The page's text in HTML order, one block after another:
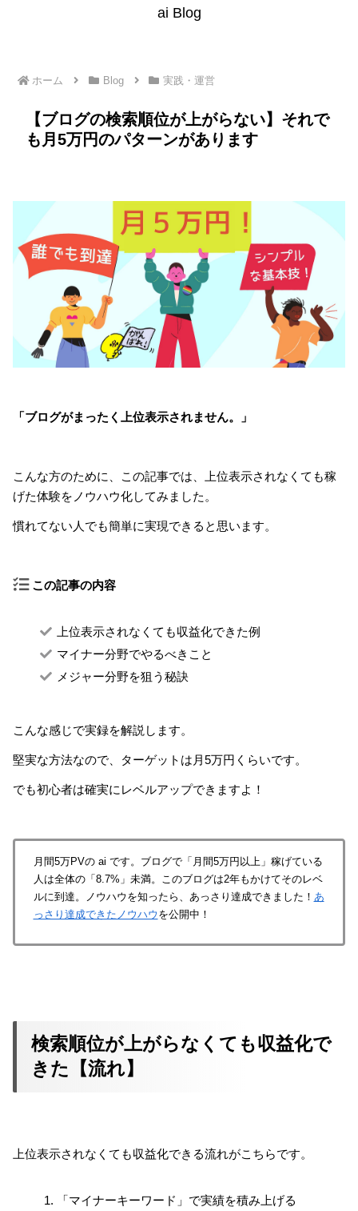
ai Blog
ホーム Blog 実践・運営
【ブログの検索順位が上がらない】それで
も月5万円のパターンがあります
「ブログがまったく上位表示されません。」
こんな方のために、この記事では、上位表示されなくても稼
げた体験をノウハウ化してみました。
慣れてない人でも簡単に実現できると思います。
この記事の内容
上位表示されなくても収益化できた例
マイナー分野でやるべきこと
メジャー分野を狙う秘訣
こんな感じで実録を解説します。
堅実な方法なので、ターゲットは月5万円くらいです。
でも初心者は確実にレベルアップできますよ！
月間5万PVの ai です。ブログで「月間5万円以上」稼げている
人は全体の「8.7%」未満。このブログは2年もかけてそのレベ
ルに到達。ノウハウを知ったら、あっさり達成できました！ あ
っさり達成できたノウハウ を公開中！
検索順位が上がらなくても収益化で
きた【流れ】
上位表示されなくても収益化できる流れがこちらです。
「マイナーキーワード」で実績を積み上げる